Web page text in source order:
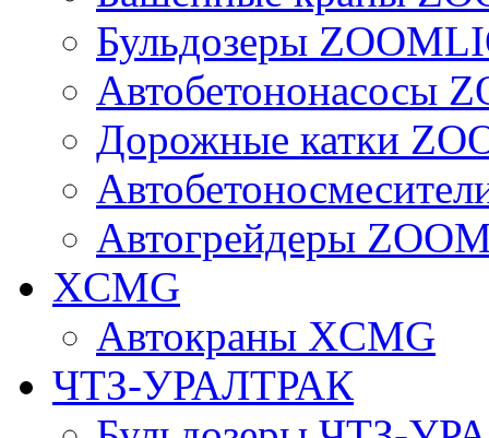
Бульдозеры
Автобетононасосы
Дорожные катки
Автогрейдеры
XCMG
Автокраны XCMG
ЧТЗ-УРАЛТРАК